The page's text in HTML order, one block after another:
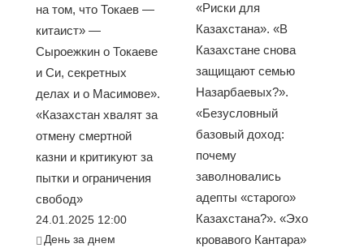
на том, что Токаев —
китаист» —
Сыроежкин о Токаеве
и Си, секретных
делах и о Масимове».
«Казахстан хвалят за
отмену смертной
казни и критикуют за
пытки и ограничения
свобод»
24.01.2025 12:00
День за днем
«Риски для
Казахстана». «В
Казахстане снова
защищают семью
Назарбаевых?».
«Безусловный
базовый доход:
почему
заволновались
адепты «старого»
Казахстана?». «Эхо
кровавого Кантара»